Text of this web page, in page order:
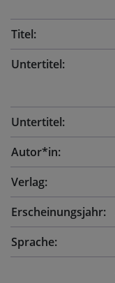
Titel:
Untertitel:
Untertitel:
Autor*in:
Verlag:
Erscheinungsjahr:
Sprache: